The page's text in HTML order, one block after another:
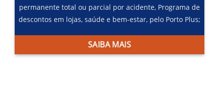
permanente total ou parcial por acidente, Programa de
descontos em lojas, saúde e bem-estar, pelo Porto Plus;
SAIBA MAIS